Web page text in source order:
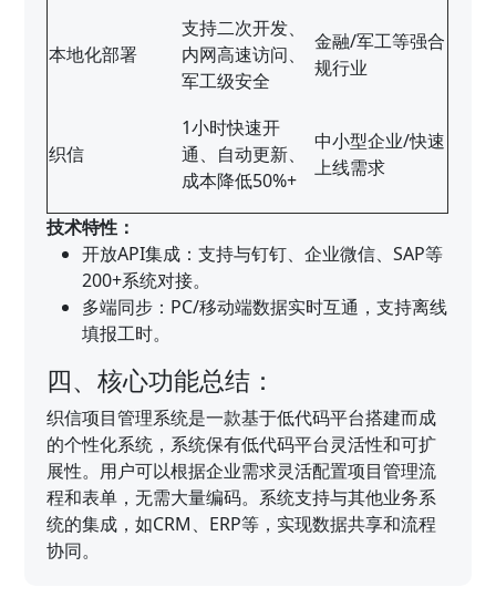
本地化部署
支持二次开发、
内网高速访问、
军工级安全
金融/军工等强合
规行业
织信
1小时快速开
通、自动更新、
成本降低50%+
中小型企业/快速
上线需求
技术特性：
开放API集成：支持与钉钉、企业微信、SAP等
200+系统对接。
多端同步：PC/移动端数据实时互通，支持离线
填报工时。
四、核心功能总结：
织信项目管理系统是一款基于低代码平台搭建而成
的个性化系统，系统保有低代码平台灵活性和可扩
展性。用户可以根据企业需求灵活配置项目管理流
程和表单，无需大量编码。系统支持与其他业务系
统的集成，如CRM、ERP等，实现数据共享和流程
协同。